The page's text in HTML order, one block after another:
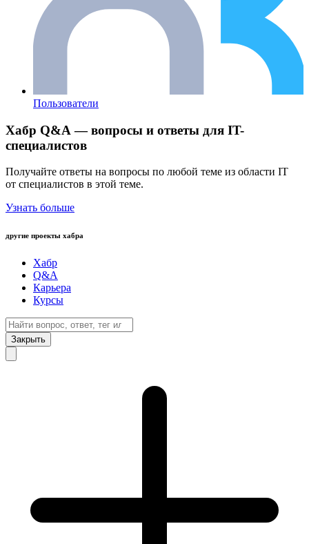
Пользователи
Хабр Q&A — вопросы и ответы для IT-
специалистов
Получайте ответы на вопросы по любой теме из области IT
от специалистов в этой теме.
Узнать больше
другие проекты хабра
Хабр
Q&A
Карьера
Курсы
Закрыть